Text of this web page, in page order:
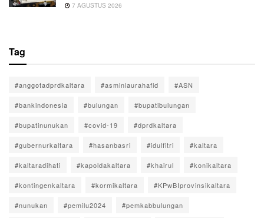
7 AGUSTUS 2026
Tag
#anggotadprdkaltara #asminlaurahafid #ASN
#bankindonesia #bulungan #bupatibulungan
#bupatinunukan #covid-19 #dprdkaltara
#gubernurkaltara #hasanbasri #idulfitri #kaltara
#kaltaradihati #kapoldakaltara #khairul #konikaltara
#kontingenkaltara #kormikaltara #KPwBIprovinsikaltara
#nunukan #pemilu2024 #pemkabbulungan